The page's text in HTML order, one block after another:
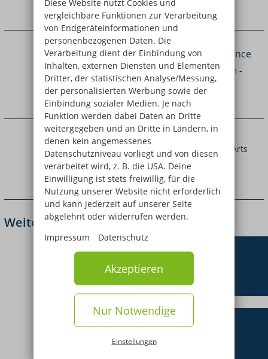
Diese Website nutzt Cookies und
vergleichbare Funktionen zur Verarbeitung
von Endgeräteinformationen und
personenbezogenen Daten. Die
Verarbeitung dient der Einbindung von
Inhalten, externen Diensten und Elementen
Dritter, der statistischen Analyse/Messung,
der personalisierten Werbung sowie der
Einbindung sozialer Medien. Je nach
Funktion werden dabei Daten an Dritte
weitergegeben und an Dritte in Ländern, in
denen kein angemessenes
Datenschutzniveau vorliegt und von diesen
verarbeitet wird, z. B. die USA. Deine
Einwilligung ist stets freiwillig, für die
Nutzung unserer Website nicht erforderlich
und kann jederzeit auf unserer Seite
abgelehnt oder widerrufen werden.
Impressum
Datenschutz
Akzeptieren
Nur Notwendige
Einstellungen
Bachelor of Arts Kommunikationsdesign
Pharmamanagement und
Pharmaproduktion - Bachelor of Science
Siebensemestriges Bachelor-Fernstudium -
ideale akademische Fortbildung zur PTA-
Ausbildung
Soziale Arbeit - Bachelor of Arts
3-jähriges Studium zur/zum Bachelor of Arts
Soziale Arbeit inkl. Berufsabschluss als
staatlich anerkannte:r Sozialarbeiter:in
Weitere Bildungsangebote
Ausbildungsbegleitendes Studium